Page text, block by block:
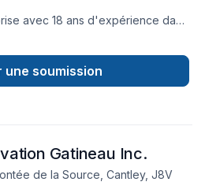
avec 18 ans d'expérience dans
de la rénovation et de la
divers types de travaux de
dans les secteurs résidentiel,
une soumission
Gatineau Inc.
de la Source, Cantley, J8V